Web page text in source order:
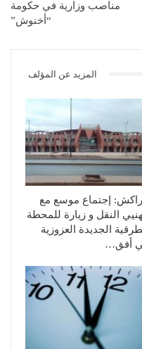
مناصب وزارية في حكومة
“أخنوش”
المزيد عن المؤلف
إجتماع موسع مع
النقل و زيارة للمحطة
الجديدة العزوزية
أفق…